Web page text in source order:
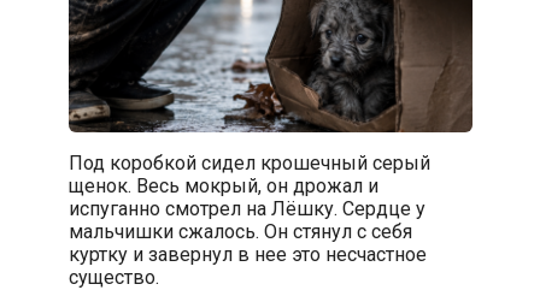
Под коробкой сидел крошечный серый
щенок. Весь мокрый, он дрожал и
испуганно смотрел на Лёшку. Сердце у
мальчишки сжалось. Он стянул с себя
куртку и завернул в нее это несчастное
существо.